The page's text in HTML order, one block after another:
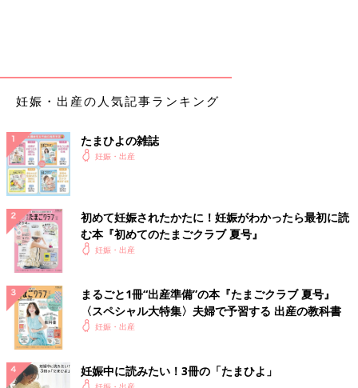
妊娠・出産の人気記事ランキング
たまひよの雑誌
妊娠・出産
初めて妊娠されたかたに！妊娠がわかったら最初に読
む本『初めてのたまごクラブ 夏号』
妊娠・出産
まるごと1冊“出産準備”の本『たまごクラブ 夏号』
〈スペシャル大特集〉夫婦で予習する 出産の教科書
妊娠・出産
妊娠中に読みたい！3冊の「たまひよ」